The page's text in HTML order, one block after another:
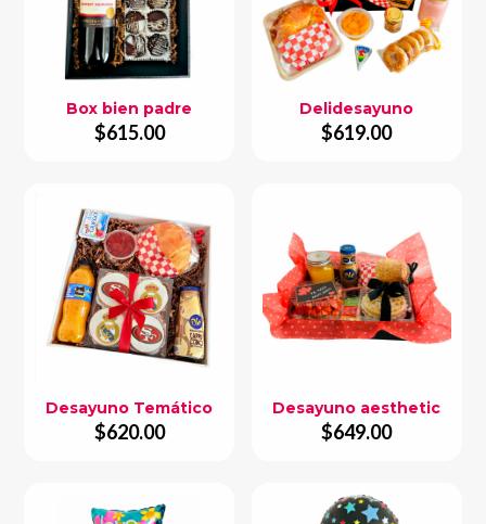
Box bien padre
$615.00
Delidesayuno
$619.00
Desayuno Temático
$620.00
Desayuno aesthetic
$649.00